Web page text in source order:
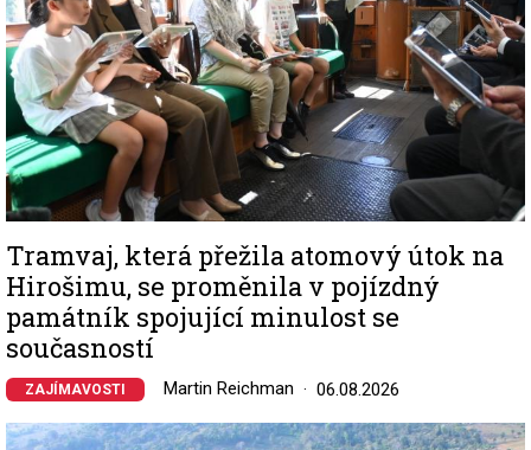
Tramvaj, která přežila atomový útok na
Hirošimu, se proměnila v pojízdný
památník spojující minulost se
současností
ZAJÍMAVOSTI Martin Reichman 06.08.2026
Image